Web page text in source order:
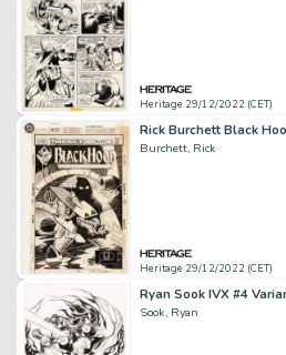
Heritage 29/12/2022 (CET)
Burchett, Rick
Heritage 29/12/2022 (CET)
Sook, Ryan